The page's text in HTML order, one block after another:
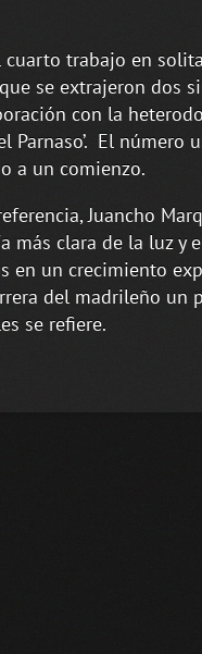
trabajo en
que se extrajeron dos
con la
Parnaso’. El
a un comienzo.
Juancho
más clara de la luz y
en un crecimiento
del madrileño un
se refiere.